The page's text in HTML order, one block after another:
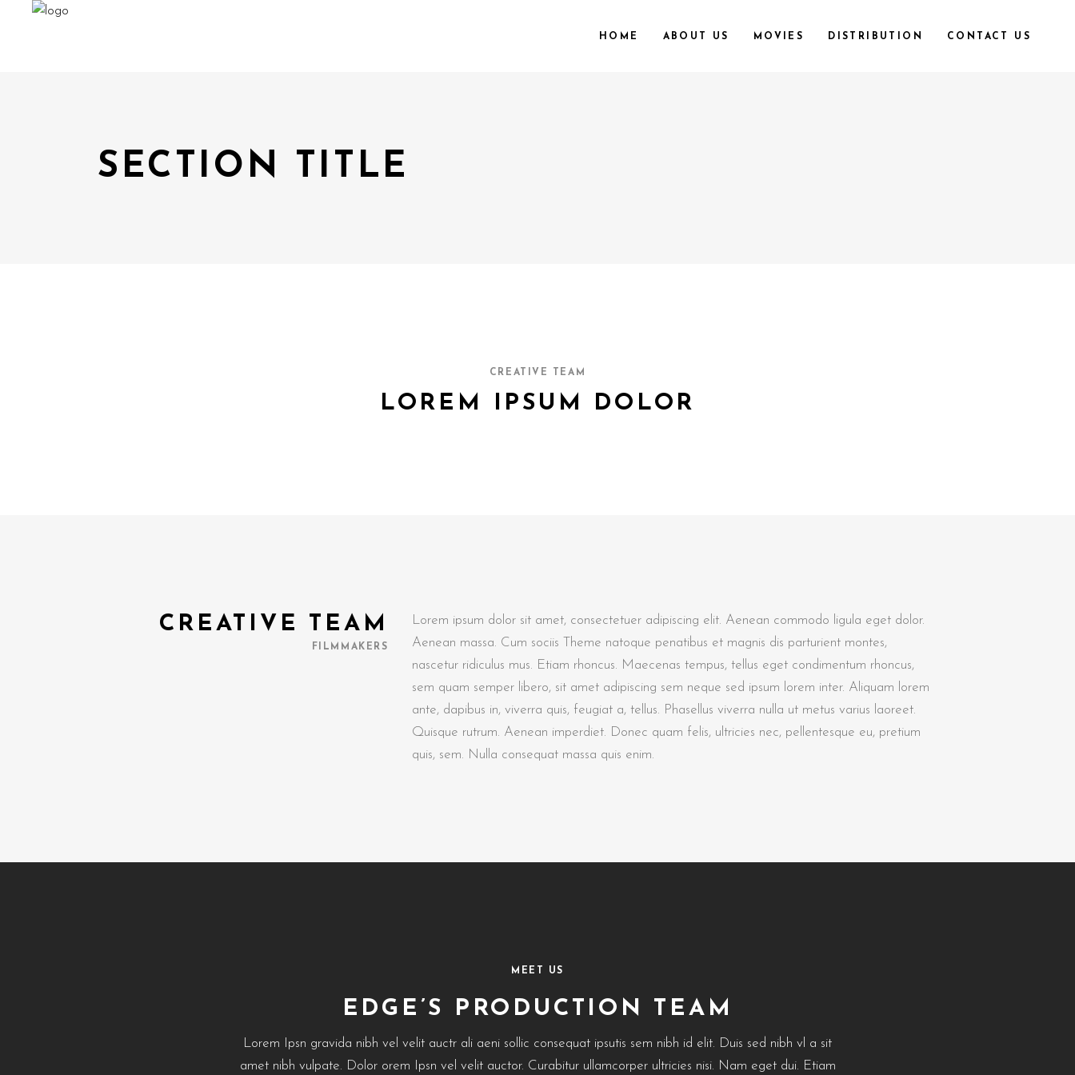
HOME ABOUT US MOVIES DISTRIBUTION CONTACT US
SECTION TITLE
CREATIVE TEAM
LOREM IPSUM DOLOR
CREATIVE TEAM
FILMMAKERS
Lorem ipsum dolor sit amet, consectetuer adipiscing elit. Aenean commodo ligula eget dolor.
Aenean massa. Cum sociis Theme natoque penatibus et magnis dis parturient montes,
nascetur ridiculus mus. Etiam rhoncus. Maecenas tempus, tellus eget condimentum rhoncus,
sem quam semper libero, sit amet adipiscing sem neque sed ipsum lorem inter. Aliquam lorem
ante, dapibus in, viverra quis, feugiat a, tellus. Phasellus viverra nulla ut metus varius laoreet.
Quisque rutrum. Aenean imperdiet. Donec quam felis, ultricies nec, pellentesque eu, pretium
quis, sem. Nulla consequat massa quis enim.
MEET US
EDGE’S PRODUCTION TEAM
Lorem Ipsn gravida nibh vel velit auctr ali aeni sollic consequat ipsutis sem nibh id elit. Duis sed nibh vl a sit
amet nibh vulpate. Dolor orem Ipsn vel velit auctor. Curabitur ullamcorper ultricies nisi. Nam eget dui. Etiam